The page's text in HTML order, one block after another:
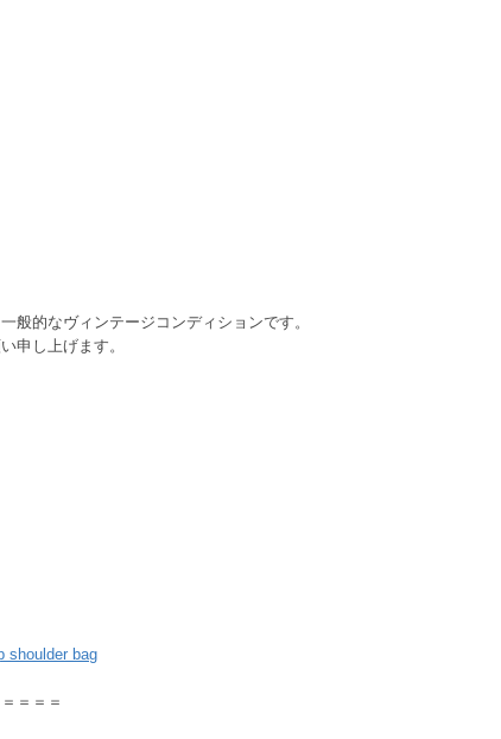
般的なヴィンテージコンディションです。
申し上げます。
shoulder bag
＝＝＝